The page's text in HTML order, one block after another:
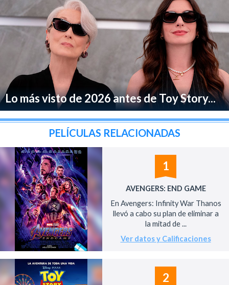
Lo más visto de 2026 antes de Toy Story...
PELÍCULAS RELACIONADAS
1
AVENGERS: END GAME
En Avengers: Infinity War Thanos
llevó a cabo su plan de eliminar a
la mitad de ...
Ver datos y Calificaciones
2